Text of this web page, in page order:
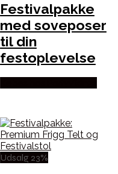
Festivalpakke
med soveposer
til din
festoplevelse
Udsalg 23%